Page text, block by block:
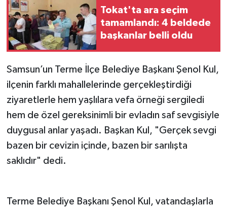
Tokat'ta ara seçim
tamamlandı: 4 beldede
başkanlar belli oldu
Samsun’un Terme İlçe Belediye Başkanı Şenol Kul,
ilçenin farklı mahallelerinde gerçekleştirdiği
ziyaretlerle hem yaşlılara vefa örneği sergiledi
hem de özel gereksinimli bir evladın saf sevgisiyle
duygusal anlar yaşadı. Başkan Kul, "Gerçek sevgi
bazen bir cevizin içinde, bazen bir sarılışta
saklıdır" dedi.
Terme Belediye Başkanı Şenol Kul, vatandaşlarla